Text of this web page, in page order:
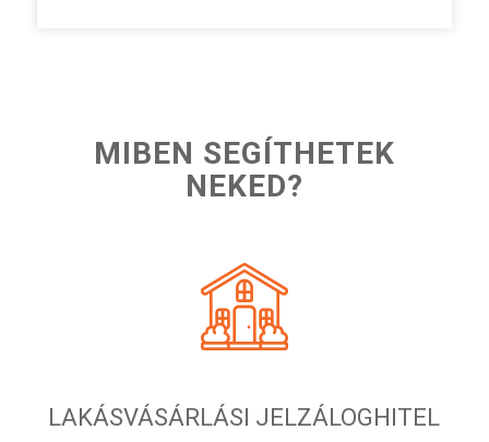
MIBEN SEGÍTHETEK
NEKED?
LAKÁSVÁSÁRLÁSI JELZÁLOGHITEL